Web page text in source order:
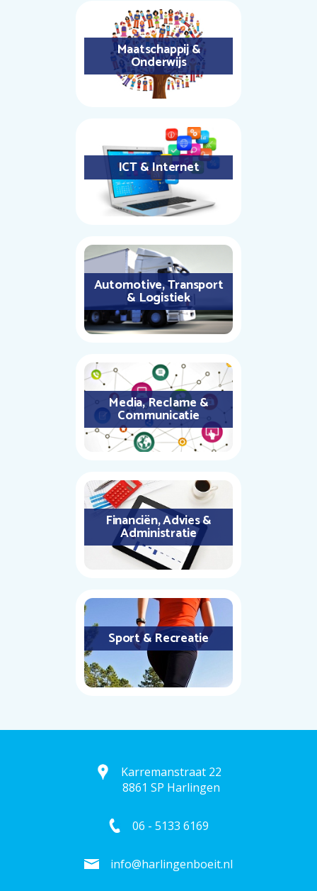
Maatschappij &
Onderwijs
ICT & Internet
Automotive, Transport
& Logistiek
Media, Reclame &
Communicatie
Financiën, Advies &
Administratie
Sport & Recreatie
Karremanstraat 22
8861 SP Harlingen
06 - 5133 6169
info@harlingenboeit.nl